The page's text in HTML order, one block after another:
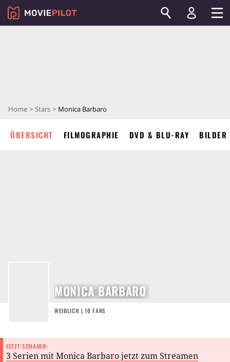
Home Stars Monica Barbaro
ÜBERSICHT FILMOGRAPHIE DVD & BLU-RAY BILDER
MONICA BARBARO
WEIBLICH | 10 FANS
JETZT SCHAUEN:
3 Serien mit Monica Barbaro jetzt zum Streamen